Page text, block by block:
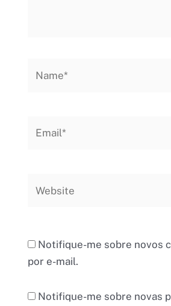
Notifique-me sobre novos
por e-mail.
Notifique-me sobre novas